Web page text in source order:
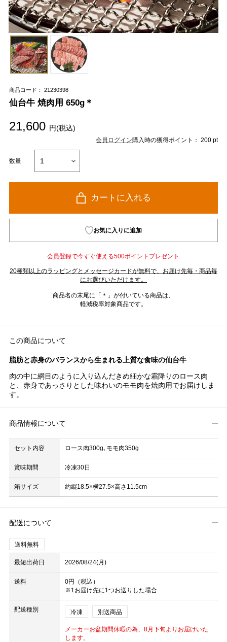
商品コード： 21230398
仙台牛 焼肉用 650g＊
21,600 円(税込)
会員ログイン購入時の獲得ポイント： 200 pt
数量
カートに入れる
お気に入りに追加
会員登録で今すぐ使える500ポイントプレゼント
20種類以上のラッピングとメッセージカードが無料で、お届け先毎・商品毎
にお選びいただけます。
商品名の末尾に「＊」が付いている商品は、
軽減税率対象商品です。
この商品について
脂肪と赤身のバランスから生まれる上質な食味の仙台牛
肉の中に網目のように入り込んだきめ細かな霜降りのロース肉
と、赤身であっさりとした味わいのモモ肉を焼肉用でお届けしま
す。
商品情報について
セット内容 ロース肉300g､モモ肉350g
賞味期間 冷凍30日
箱サイズ 約縦18.5×横27.5×高さ11.5cm
配送について
送料無料
最短出荷日 2026/08/24(月)
送料
0円（税込）
※1お届け先に1つお送りした場合
配送種別 冷凍 別送商品
メーカーお盆期間休暇の為、8月下旬よりお届けいた
します。